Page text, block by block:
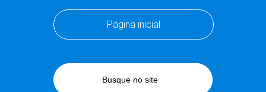
Página inicial